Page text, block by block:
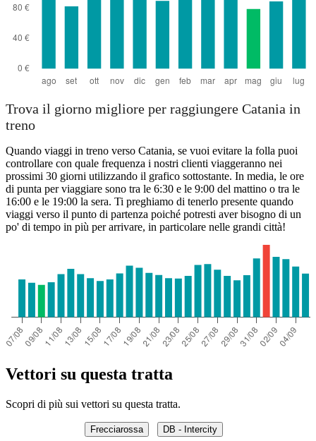
Trova il giorno migliore per raggiungere Catania in
treno
Quando viaggi in treno verso Catania, se vuoi evitare la folla puoi
controllare con quale frequenza i nostri clienti viaggeranno nei
prossimi 30 giorni utilizzando il grafico sottostante. In media, le ore
di punta per viaggiare sono tra le 6:30 e le 9:00 del mattino o tra le
16:00 e le 19:00 la sera. Ti preghiamo di tenerlo presente quando
viaggi verso il punto di partenza poiché potresti aver bisogno di un
po' di tempo in più per arrivare, in particolare nelle grandi città!
Vettori su questa tratta
Scopri di più sui vettori su questa tratta.
Frecciarossa DB - Intercity